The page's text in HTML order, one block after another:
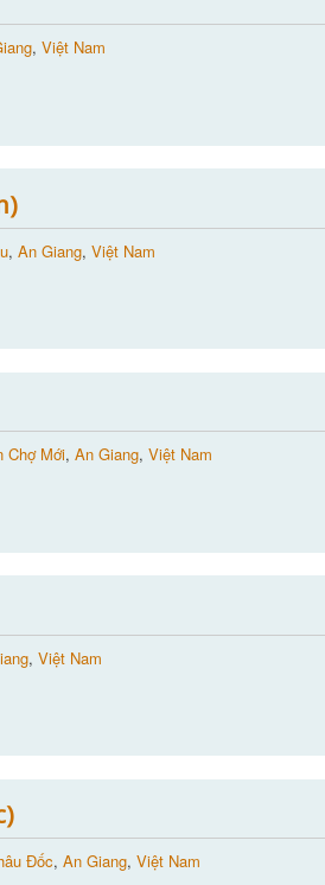
,Việt Nam
,An Giang,Việt Nam
Chợ Mới,An Giang,Việt Nam
,Việt Nam
Đốc,An Giang,Việt Nam